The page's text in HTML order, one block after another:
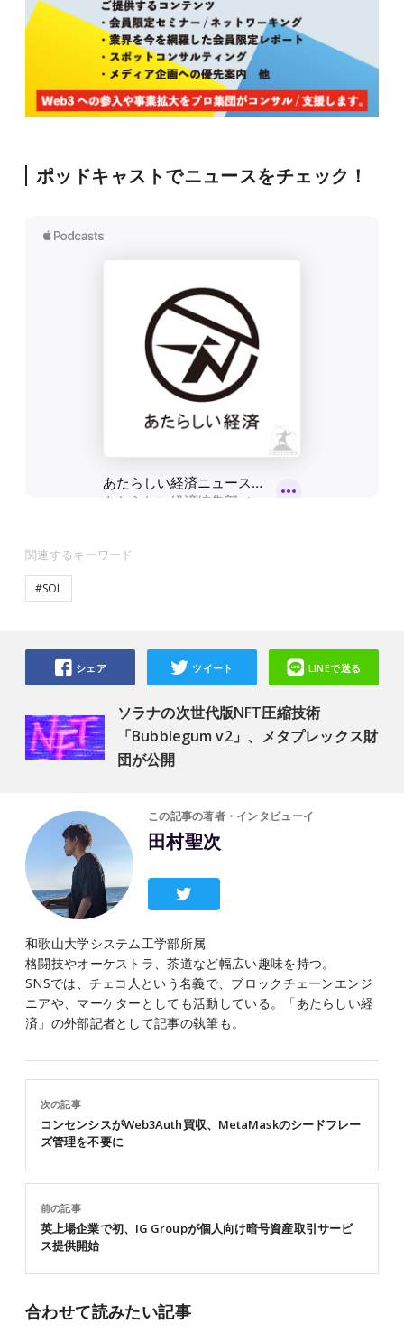
ポッドキャストでニュースをチェック！
関連するキーワード
#SOL
ソラナの次世代版NFT圧縮技術
「Bubblegum v2」、メタプレックス財
団が公開
シェア ツイート LINEで送る
この記事の著者・インタビューイ
田村聖次
和歌山大学システム工学部所属
格闘技やオーケストラ、茶道など幅広い趣味を持つ。
SNSでは、チェコ人という名義で、ブロックチェーンエンジ
ニアや、マーケターとしても活動している。「あたらしい経
済」の外部記者として記事の執筆も。
前の記事
英上場企業で初、IG Groupが個人向け暗号資産取引サービ
ス提供開始
次の記事
コンセンシスがWeb3Auth買収、MetaMaskのシードフレー
ズ管理を不要に
合わせて読みたい記事